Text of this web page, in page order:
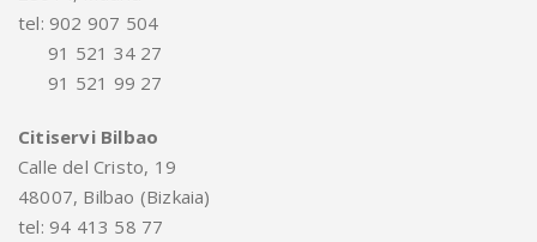
tel: 902 907 504
91 521 34 27
91 521 99 27
Citiservi Bilbao
Calle del Cristo, 19
48007, Bilbao (Bizkaia)
tel: 94 413 58 77